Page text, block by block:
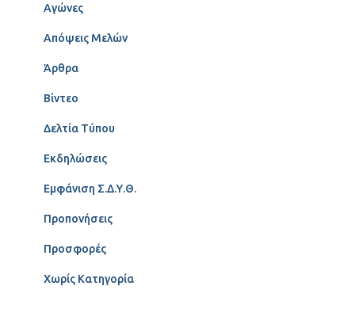
Αγώνες
Απόψεις Μελών
Άρθρα
Βίντεο
Δελτία Τύπου
Εκδηλώσεις
Εμφάνιση Σ.Δ.Υ.Θ.
Προπονήσεις
Προσφορές
Χωρίς Κατηγορία